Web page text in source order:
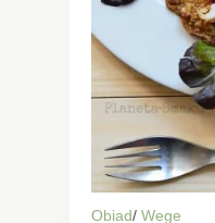
Obiad/ Wege